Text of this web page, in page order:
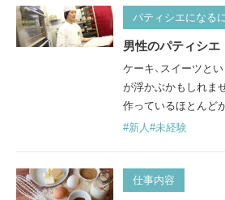
ここでは「女性のパ
す。 女性が苦労する
低い作業環境 多く
パティシエになる
男性のパティシエ
ケーキ、スイーツと
が浮かぶかもしれま
作っているほとんど
です。 「男性のパテ
ていきます。 実は
#新人 #未経験
仕事内容